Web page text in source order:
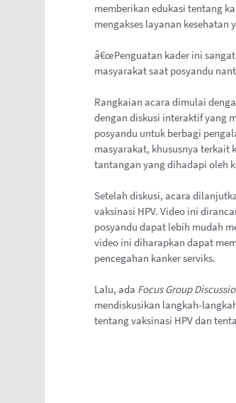
memberikan edukasi tentang
mengakses layanan kesehatan
â€œPenguatan kader ini
masyarakat saat posyandu
Rangkaian acara dimulai
dengan diskusi interaktif yang
posyandu untuk berbagi
masyarakat, khususnya terkait
tantangan yang dihadapi oleh
Setelah diskusi, acara
vaksinasi HPV. Video ini
posyandu dapat lebih mudah
video ini diharapkan dapat
pencegahan kanker serviks.
Lalu, ada Focus Group
mendiskusikan langkah-
tentang vaksinasi HPV dan